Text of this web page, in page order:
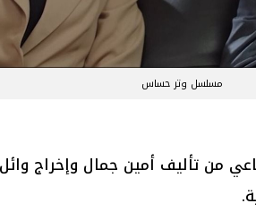
مسلسل وتر حساس
من تأليف أمين جمال وإخراج